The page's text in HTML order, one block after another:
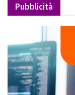
Pubblicità